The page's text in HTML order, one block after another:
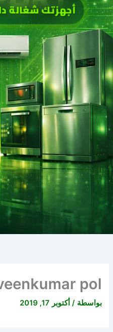
أجهزتك شغالة
pol
بواسطة / أكتوبر 17, 2019